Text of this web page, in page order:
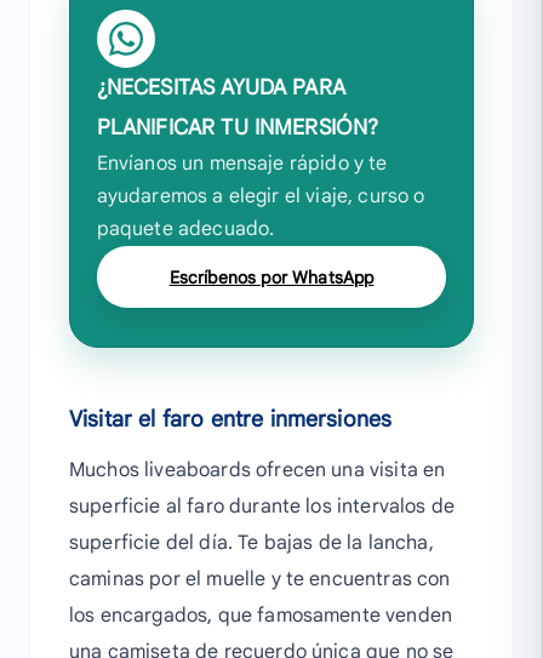
¿NECESITAS AYUDA PARA
PLANIFICAR TU INMERSIÓN?
Envíanos un mensaje rápido y te
ayudaremos a elegir el viaje, curso o
paquete adecuado.
Escríbenos por WhatsApp
Visitar el faro entre inmersiones
Muchos liveaboards ofrecen una visita en
superficie al faro durante los intervalos de
superficie del día. Te bajas de la lancha,
caminas por el muelle y te encuentras con
los encargados, que famosamente venden
una camiseta de recuerdo única que no se